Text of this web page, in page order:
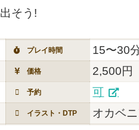
そう!
プレイ時間 15〜30
価格 2,500円
予約 可
イラスト・DTP オカベ